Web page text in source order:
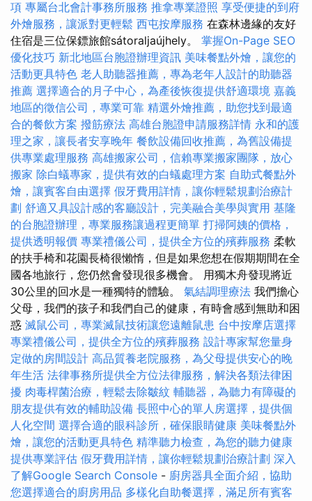
項 專屬台北會計事務所服務 推拿專業證照 享受便捷的到府
外燴服務，讓派對更輕鬆 西屯按摩服務 在森林邊緣的友好
住宿是三位保鏢旅館sátoraljaújhely。 掌握On-Page SEO
優化技巧 新北地區台胞證辦理資訊 美味餐點外燴，讓您的
活動更具特色 老人助聽器推薦，專為老年人設計的助聽器
推薦 選擇適合的月子中心，為產後恢復提供舒適環境 嘉義
地區的徵信公司，專業可靠 精選外燴推薦，助您找到最適
合的餐飲方案 撥筋療法 高雄台胞證申請服務詳情 永和的護
理之家，讓長者安享晚年 餐飲設備回收推薦，為舊設備提
供專業處理服務 高雄搬家公司，信賴專業搬家團隊，放心
搬家 除白蟻專家，提供有效的白蟻處理方案 自助式餐點外
燴，讓賓客自由選擇 假牙費用詳情，讓你輕鬆規劃治療計
劃 舒適又具設計感的客廳設計，完美融合美學與實用 基隆
的台胞證辦理，專業服務讓過程更簡單 打掃阿姨的價格，
提供透明報價 專業禮儀公司，提供全方位的殯葬服務 柔軟
的扶手椅和花園長椅很懶惰，但是如果您想在假期期間在全
國各地旅行，您仍然會發現很多機會。 用獨木舟發現將近
30公里的回水是一種獨特的體驗。 氣結調理療法 我們擔心
父母，我們的孩子和我們自己的健康，有時會感到無助和困
惑 滅鼠公司，專業滅鼠技術讓您遠離鼠患 台中按摩店選擇
專業禮儀公司，提供全方位的殯葬服務 設計專家幫您量身
定做的房間設計 高品質養老院服務，為父母提供安心的晚
年生活 法律事務所提供全方位法律服務，解決各類法律困
擾 肉毒桿菌治療，輕鬆去除皺紋 輔聽器，為聽力有障礙的
朋友提供有效的輔助設備 長照中心的單人房選擇，提供個
人化空間 選擇合適的眼科診所，確保眼睛健康 美味餐點外
燴，讓您的活動更具特色 精準聽力檢查，為您的聽力健康
提供專業評估 假牙費用詳情，讓你輕鬆規劃治療計劃 深入
了解Google Search Console - 廚房器具全面介紹，協助
您選擇適合的廚房用品 多樣化自助餐選擇，滿足所有賓客